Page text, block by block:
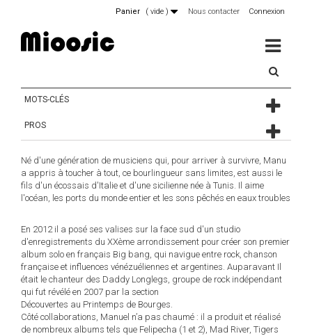
Connexion
Nous contacter
Panier ( vide )
MENU
MOTS-CLÉS
PROS
Né d'une génération de musiciens qui, pour arriver à survivre, Manu
a appris à toucher à tout, ce bourlingueur sans limites, est aussi le
fils d'un écossais d'Italie et d'une sicilienne née à Tunis. Il aime
l'océan, les ports du monde entier et les sons pêchés en eaux troubles
En 2012 il a posé ses valises sur la face sud d'un studio
d'enregistrements du XXème arrondissement pour créer son premier
album solo en français Big bang, qui navigue entre rock, chanson
française et influences vénézuéliennes et argentines. Auparavant Il
était le chanteur des Daddy Longlegs, groupe de rock indépendant
qui fut révélé en 2007 par la section
Découvertes au Printemps de Bourges.
Côté collaborations, Manuel n’a pas chaumé : il a produit et réalisé
de nombreux albums tels que Felipecha (1 et 2), Mad River, Tigers